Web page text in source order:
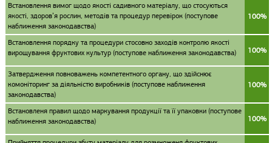
Встановлення вимог щодо якості садивного матеріалу, що стосуються
якості, здоров’я рослин, методів та процедур перевірок (поступове
наближення законодавства)
100%
Встановлення порядку та процедури стосовно заходів контролю якості
вирощування фруктових культур (поступове наближення законодавства)
100%
Затвердження повноважень компетентного органу, що здійснює
комоніторинг за діяльністю виробників (поступове наближення
законодавства)
100%
Встановленя правил щодо маркування продукції та її упаковки (поступове
наближення законодавства)
100%